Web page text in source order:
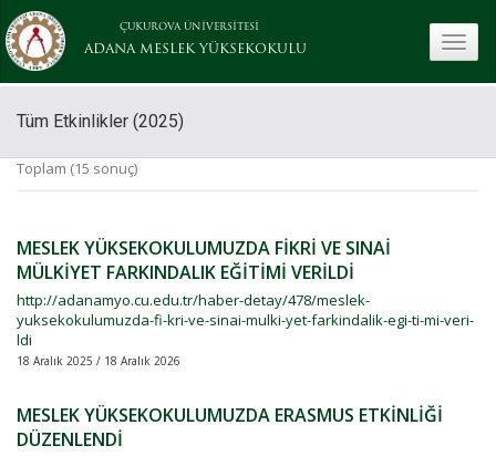
ÇUKUROVA ÜNİVERSİTESİ
ADANA MESLEK YÜKSEKOKULU
Tüm Etkinlikler (2025)
Toplam (15 sonuç)
MESLEK YÜKSEKOKULUMUZDA FİKRİ VE SINAİ
MÜLKİYET FARKINDALIK EĞİTİMİ VERİLDİ
http://adanamyo.cu.edu.tr/haber-detay/478/meslek-
yuksekokulumuzda-fi-kri-ve-sinai-mulki-yet-farkindalik-egi-ti-mi-veri-
ldi
18 Aralık 2025 / 18 Aralık 2026
MESLEK YÜKSEKOKULUMUZDA ERASMUS ETKİNLİĞİ
DÜZENLENDİ